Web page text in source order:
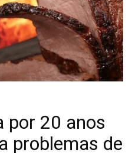
por 20 anos
problemas de